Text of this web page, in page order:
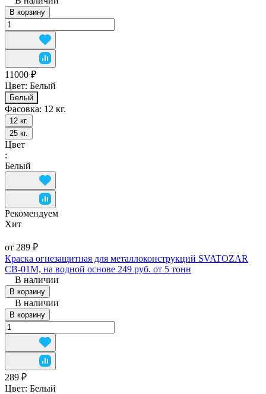
В корзину
11000 ₽
Цвет: Белый
Белый
Фасовка: 12 кг.
12 кг.
25 кг.
Цвет
:
Белый
Рекомендуем
Хит
от 289 ₽
Краска огнезащитная для металлоконструкций SVATOZAR
СВ-01М, на водной основе 249 руб. от 5 тонн
В наличии
В корзину
В наличии
В корзину
289 ₽
Цвет: Белый